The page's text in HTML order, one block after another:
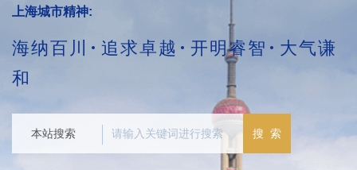
主
上海城市精神:
海纳百川 追求卓越 开明睿智
大气谦
和
本站搜索 搜 索